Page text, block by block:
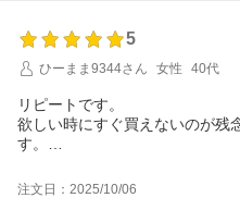
5
ひーまま9344さん
女性 40代
リピートです。
欲しい時にすぐ買えないのが残
す。
注文日：2025/10/06